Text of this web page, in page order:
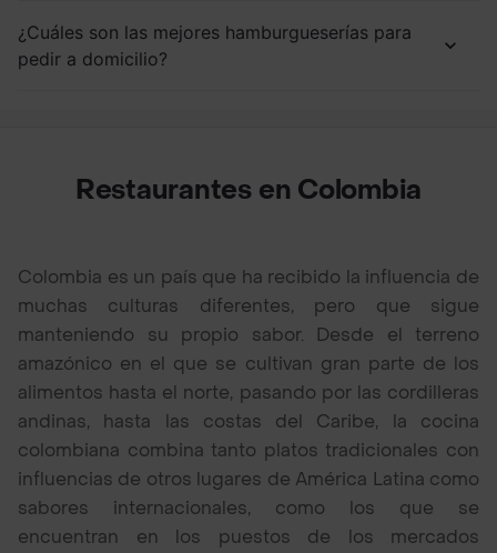
¿Cuáles son las mejores hamburgueserías para
pedir a domicilio?
Restaurantes en Colombia
Colombia es un país que ha recibido la influencia de
muchas culturas diferentes, pero que sigue
manteniendo su propio sabor. Desde el terreno
amazónico en el que se cultivan gran parte de los
alimentos hasta el norte, pasando por las cordilleras
andinas, hasta las costas del Caribe, la cocina
colombiana combina tanto platos tradicionales con
influencias de otros lugares de América Latina como
sabores internacionales, como los que se
encuentran en los puestos de los mercados